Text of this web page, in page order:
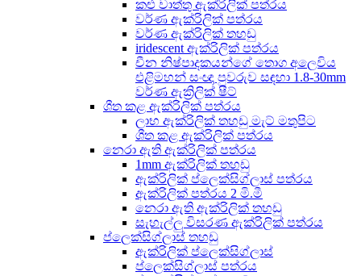
කළු වාත්තු ඇක්රිලික් පත්රය
වර්ණ ඇක්රිලික් පත්රය
වර්ණ ඇක්රිලික් තහඩු
iridescent ඇක්රිලික් පත්රය
චීන නිෂ්පාදකයන්ගේ තොග අලෙවිය
එළිමහන් සංඥා පුවරුව සඳහා 1.8-30mm
වර්ණ ඇක්‍රිලික් ෂීට්
ශීත කළ ඇක්රිලික් පත්රය
ලාභ ඇක්රිලික් තහඩු මැට් මතුපිට
ශීත කළ ඇක්රිලික් පත්රය
නෙරා ඇති ඇක්රිලික් පත්රය
1mm ඇක්රිලික් තහඩු
ඇක්රිලික් ප්ලෙක්සිග්ලාස් පත්රය
ඇක්රිලික් පත්රය 2 මි.මී
නෙරා ඇති ඇක්රිලික් තහඩු
සැහැල්ලු විසරණ ඇක්රිලික් පත්රය
ප්ලෙක්සිග්ලාස් තහඩු
ඇක්රිලික් ප්ලෙක්සිග්ලාස්
ප්ලෙක්සිග්ලාස් පත්රය